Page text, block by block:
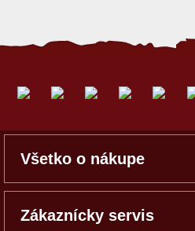
Všetko o nákupe
Zákaznícky servis